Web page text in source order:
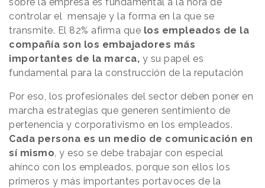
controlar el mensaje y la forma en la que se
transmite. El 82% afirma que los empleados de la
compañía son los embajadores más
importantes de la marca, y su papel es
fundamental para la construcción de la reputación
Por eso, los profesionales del sector deben poner en
marcha estrategias que generen sentimiento de
pertenencia y corporativismo en los empleados.
Cada persona es un medio de comunicación en
sí mismo, y eso se debe trabajar con especial
ahínco con los empleados, porque son ellos los
primeros y más importantes portavoces de la